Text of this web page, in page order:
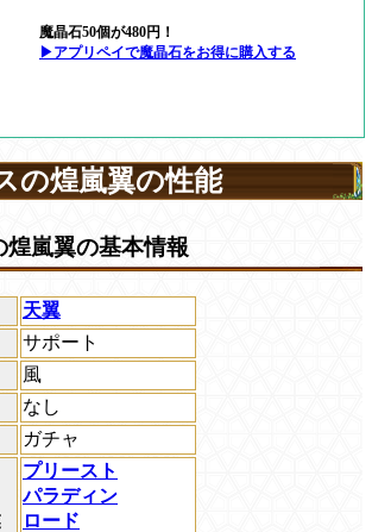
魔晶石50個が480円！
▶アプリペイで魔晶石をお得に購入する
の煌嵐翼の性能
煌嵐翼の基本情報
天翼
サポート
風
なし
ガチャ
プリースト
パラディン
ロード